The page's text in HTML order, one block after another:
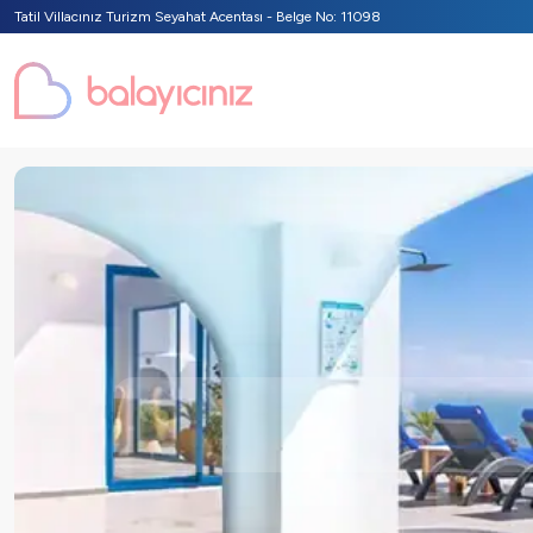
Tatil Villacınız Turizm Seyahat Acentası - Belge No: 11098